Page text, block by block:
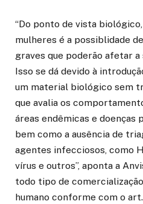
“Do ponto de vista
mulheres é a possiblidade
graves que poderão afetar a
Isso se dá devido à
um material biológico sem
que avalia os
áreas endêmicas e doenças
bem como a ausência de
agentes infecciosos, como
vírus e outros”, aponta a
todo tipo de
humano conforme com o